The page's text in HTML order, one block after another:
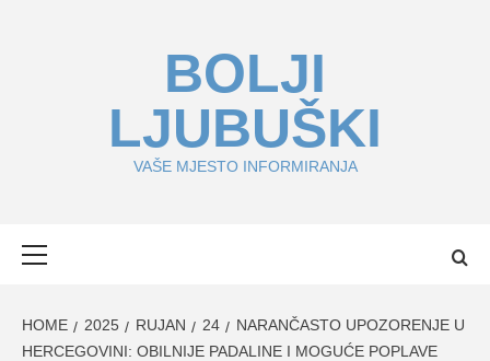
BOLJI
LJUBUŠKI
VAŠE MJESTO INFORMIRANJA
HOME 2025 RUJAN 24
NARANČASTO UPOZORENJE U
HERCEGOVINI: OBILNIJE PADALINE I MOGUĆE POPLAVE